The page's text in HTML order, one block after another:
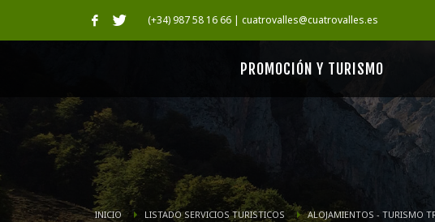
(+34) 987 58 16 66 | cuatrovalles@cuatrovalles.es
PROMOCIÓN Y TURISMO
INICIO LISTADO SERVICIOS TURISTICOS ALOJAMIENTOS - TURISMO